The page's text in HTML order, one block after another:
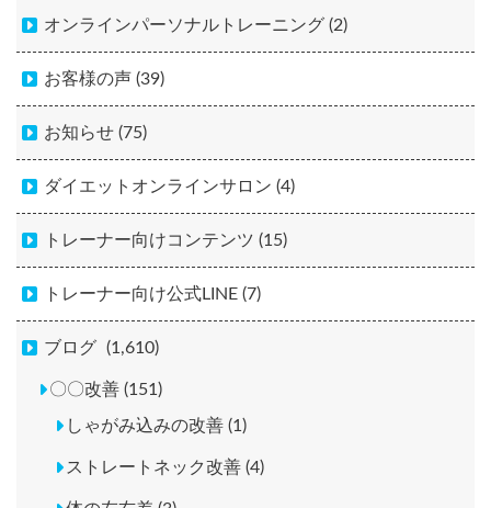
オンラインパーソナルトレーニング (2)
お客様の声 (39)
お知らせ (75)
ダイエットオンラインサロン (4)
トレーナー向けコンテンツ (15)
トレーナー向け公式LINE (7)
ブログ (1,610)
〇〇改善 (151)
しゃがみ込みの改善 (1)
ストレートネック改善 (4)